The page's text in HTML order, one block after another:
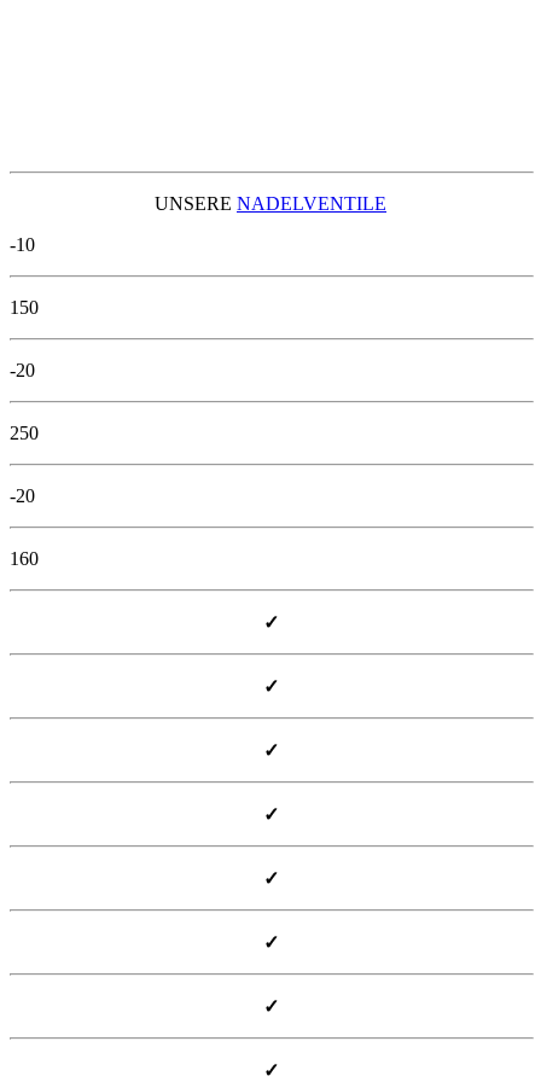
UNSERE NADELVENTILE
-10
150
-20
250
-20
160
✓
✓
✓
✓
✓
✓
✓
✓